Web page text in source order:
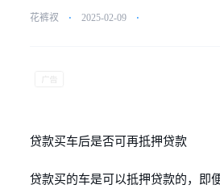
花裤衩 ⋅ 2025-02-09 ⋅
贷款买车后是否可再抵押贷款
贷款买的车是可以抵押贷款的，即